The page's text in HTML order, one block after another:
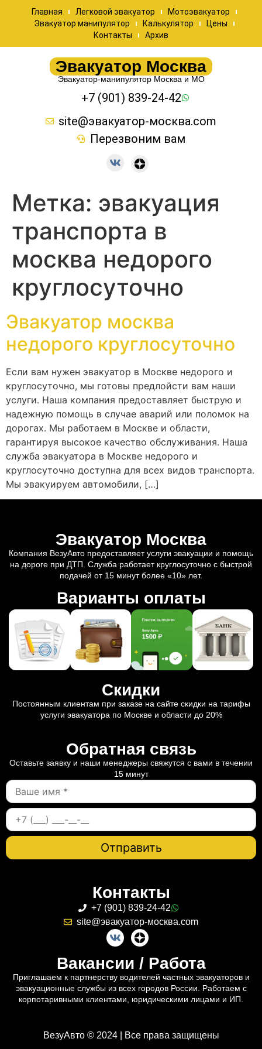
Главная Легковой эвакуатор
Мотоэвакуатор
Эвакуатор манипулятор
Калькулятор
Цены
Контакты
Архив
Эвакуатор Москва
Эвакуатор-манипулятор Москва и МО
+7 (901) 839-24-42
site@эвакуатор-москва.com
Перезвоним вам
Метка: эвакуация
транспорта в
москва недорого
круглосуточно
Эвакуатор москва
недорого круглосуточно
Если вам нужен эвакуатор в Москве недорого и
круглосуточно, мы готовы предлойсти вам наши
услуги. Наша компания предоставляет быструю и
надежную помощь в случае аварий или поломок на
дорогах. Мы работаем в Москве и области,
гарантируя высокое качество обслуживания. Наша
служба эвакуатора в Москве недорого и
круглосуточно доступна для всех видов транспорта.
Мы эвакуируем автомобили, […]
Эвакуатор Москва
Компания ВезуАвто предоставляет услуги эвакуации и помощь
на дороге при ДТП. Служба работает круглосуточно с быстрой
подачей от 15 минут более «10» лет.
Варианты оплаты
Скидки
Постоянным клиентам при заказе на сайте скидки на тарифы
услуги эвакуатора по Москве и области до 20%
Обратная связь
Оставьте заявку и наши менеджеры свяжутся с вами в течении
15 минут
Контакты
+7 (901) 839-24-42
site@эвакуатор-москва.com
Вакансии / Работа
Приглашаем к партнерству водителей частных эвакуаторов и
эвакуационные службы из всех городов России. Работаем с
корпотаривными клиентами, юридическими лицами и ИП.
ВезуАвто © 2024 | Все права защищены